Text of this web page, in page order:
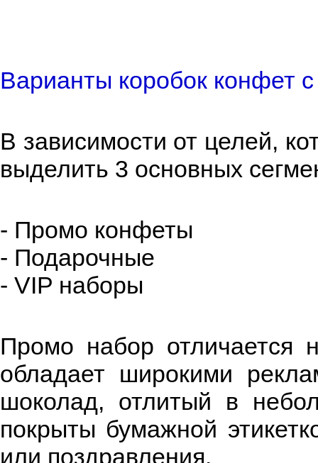
Варианты коробок конфет
В зависимости от целей,
выделить 3 основных
- Промо конфеты
- Подарочные
- VIP наборы
Промо набор отличается
обладает широкими
шоколад, отлитый в
покрыты бумажной
или поздравления.